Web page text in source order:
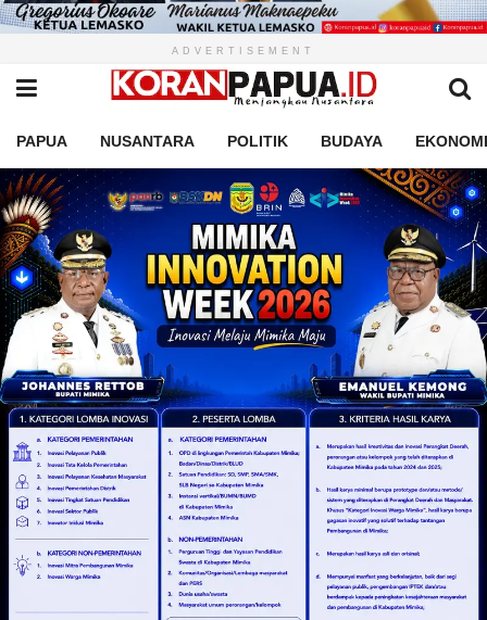
ADVERTISEMENT
PAPUA NUSANTARA POLITIK BUDAYA EKONOMI